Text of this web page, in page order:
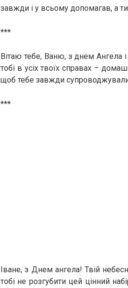
завжди і у всьому допомагав, а
***
Вітаю тебе, Ваню, з днем Ангела
тобі в усіх твоїх справах –
щоб тебе завжди супроводжували
***
Іване, з Днем ангела! Твій
тобі не розгубити цей цінний